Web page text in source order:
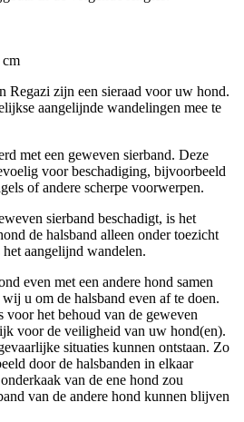
cm
Regazi zijn een sieraad voor uw hond.
aangelijnde wandelingen mee te
met een geweven sierband. Deze
voor beschadiging, bijvoorbeeld
of andere scherpe voorwerpen.
sierband beschadigt, is het
de halsband alleen onder toezicht
aangelijnd wandelen.
even met een andere hond samen
u om de halsband even af te doen.
voor het behoud van de geweven
voor de veiligheid van uw hond(en).
situaties kunnen ontstaan. Zo
door de halsbanden in elkaar
van de ene hond zou
van de andere hond kunnen blijven